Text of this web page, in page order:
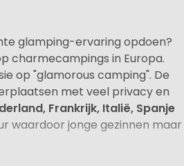
glamping-ervaring opdoen?
charmecampings in Europa.
op "glamorous camping". De
met veel privacy en
Frankrijk, Italië, Spanje
waardoor jonge gezinnen maar